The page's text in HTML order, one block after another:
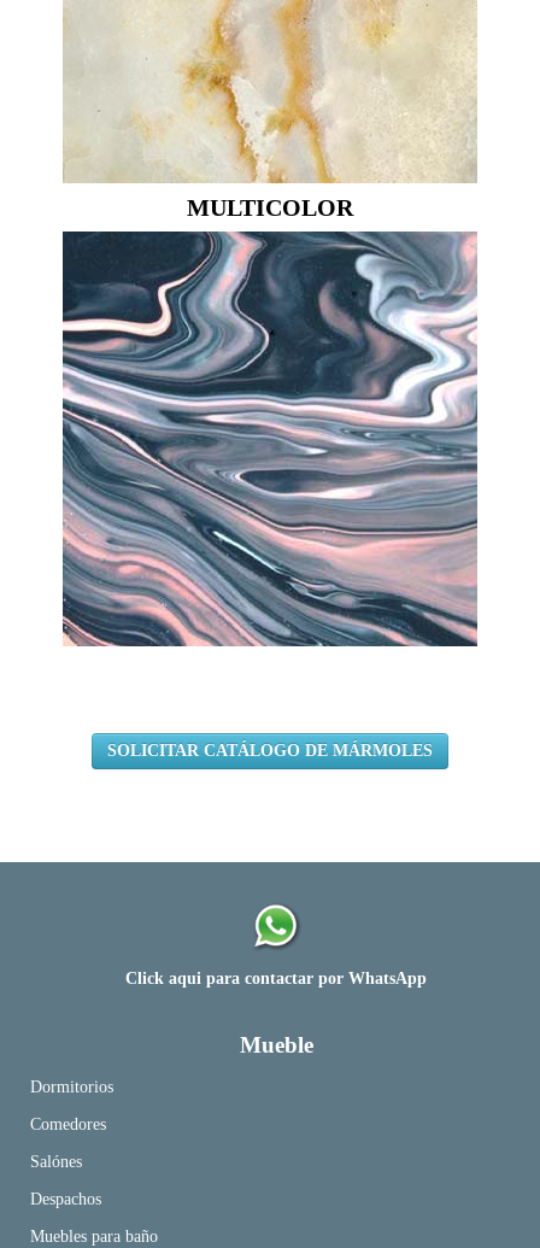
MULTICOLOR
SOLICITAR CATÁLOGO DE MÁRMOLES
Click aqui para contactar por WhatsApp
Mueble
Dormitorios
Comedores
Salónes
Despachos
Muebles para baño